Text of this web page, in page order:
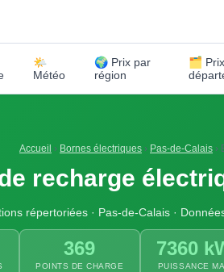
🌤️
Météo
🌍 Prix par
région
🗂️
Accueil › Bornes électriques › Pas-de-Calais ›
recharge
répertoriées · Pas-de-Calais ·
369
POINTS DE CHARGE
7360
PUISSANCE